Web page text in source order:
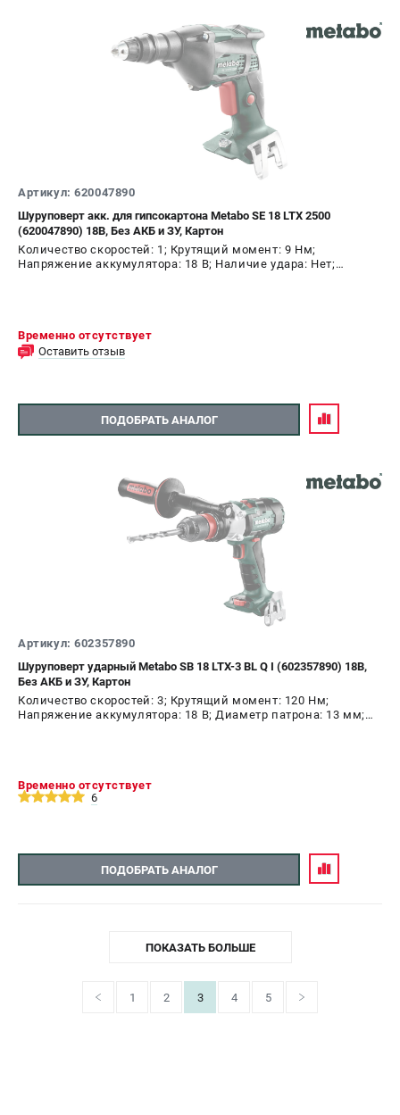
Артикул: 620047890
Шуруповерт акк. для гипсокартона Metabo SE 18 LTX 2500
(620047890) 18В, Без АКБ и ЗУ, Картон
Количество скоростей: 1; Крутящий момент: 9 Нм;
Напряжение аккумулятора: 18 В; Наличие удара: Нет;
Временно отсутствует
Оставить отзыв
ПОДОБРАТЬ АНАЛОГ
Артикул: 602357890
Шуруповерт ударный Metabo SB 18 LTX-3 BL Q I (602357890) 18В,
Без АКБ и ЗУ, Картон
Количество скоростей: 3; Крутящий момент: 120 Нм;
Напряжение аккумулятора: 18 В; Диаметр патрона: 13 мм;
Временно отсутствует
6
ПОДОБРАТЬ АНАЛОГ
1 2 3 4 5
ПОКАЗАТЬ БОЛЬШЕ